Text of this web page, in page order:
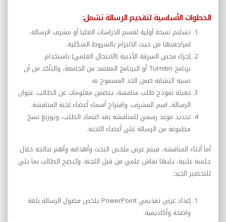
الخطوات الأساسية لتقديم الرسالة تشمل:
تسليم نسخة أولية لقسم الدراسات العليا أو مشرف الرسالة،
لمراجعتها من حيث الالتزام بالشروط الشكلية.
إجراء فحص السرقة الأدبية (الانتحال العلمي) باستخدام
برنامج Turnitinأو البرنامج المعتمد من الجامعة، والتأكد من أن
نسبة التشابه ضمن الحد المسموح به.
تعبئة نموذج طلب مناقشة، يتضمن معلومات عن الطالب، عنوان
الرسالة، اسم المشرف، واقتراح أسماء أعضاء لجنة المناقشة.
تحديد موعد رسمي للمناقشة بعد اعتماد الطلب، وتوزيع نسخ
مطبوعة من الرسالة على أعضاء اللجنة.
أما أثناء المناقشة، فيتم عرض ملخص البحث وأهدافه وأهم نتائجه خلال
جلسة علنية، يليها نقاش علمي من قبل اللجنة. ويُنصح الطالب بما يلي
للتحضير الجيد:
إعداد عرض تقديمي PowerPoint يلخص فصول الرسالة بلغة
واضحة وأكاديمية.